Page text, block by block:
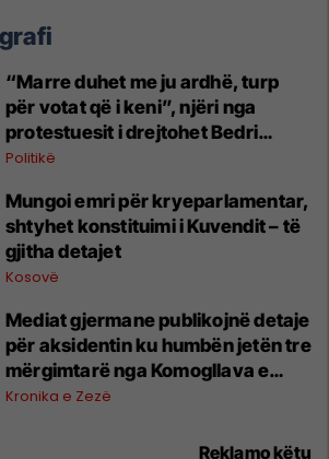
“Marre duhet me ju ardhë, turp
për votat që i keni”, njëri nga
protestuesit i drejtohet Bedri
Hamzës
Politikë
Mungoi emri për kryeparlamentar,
shtyhet konstituimi i Kuvendit – të
gjitha detajet
Kosovë
Mediat gjermane publikojnë detaje
për aksidentin ku humbën jetën tre
mërgimtarë nga Komogllava e
Ferizajt
Kronika e Zezë
Reklamo këtu